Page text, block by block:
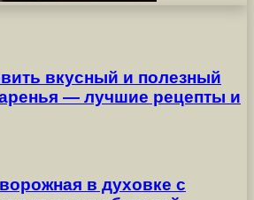
вкусный и полезный
— лучшие рецепты и
в духовке с